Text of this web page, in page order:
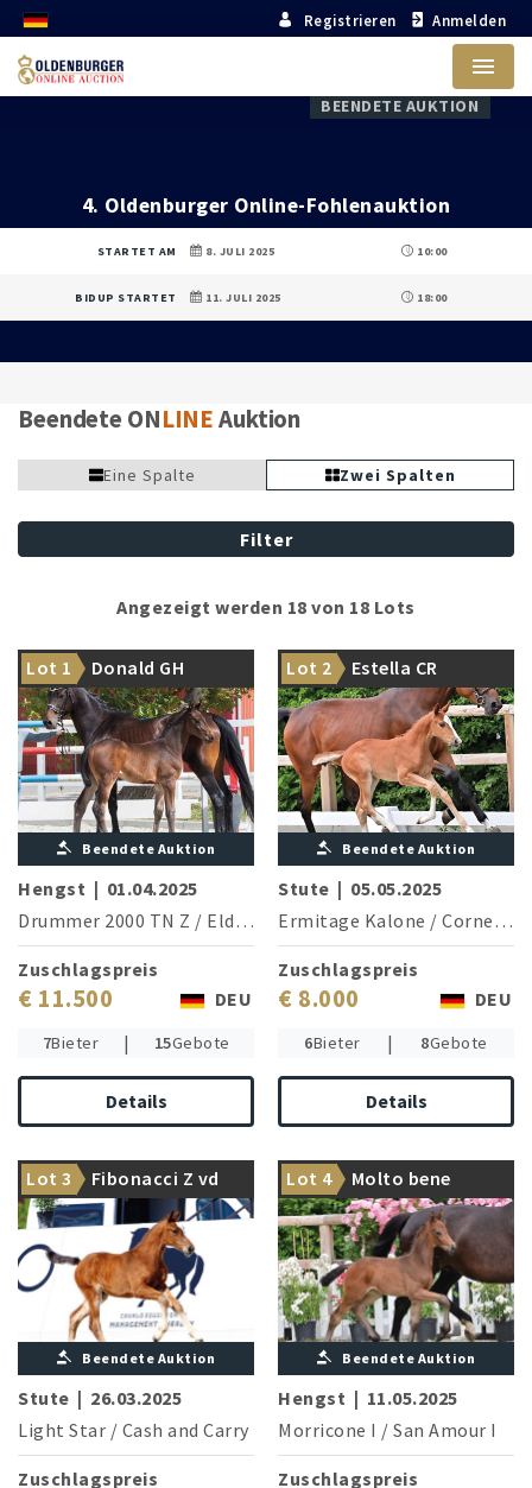
Registrieren Anmelden
Menu
BEENDETE AUKTION
4. Oldenburger Online-Fohlenauktion
STARTET AM 8. JULI 2025 10:00
BIDUP STARTET 11. JULI 2025 18:00
Beendete ONLINEAuktion
Eine Spalte Zwei Spalten
Filter
Angezeigt werden 18 von 18 Lots
Lot 1 Donald GH
Hengstanwärter der
besonderen Art!
Beendete Auktion
Hengst | 01.04.2025
Drummer 2000 TN Z / Eldorado van de Zeshoek
Zuschlagspreis
€ 11.500 DEU
7Bieter | 15Gebote
Details
Lot 2 Estella CR
1.60 m-Stars in Serie
Beendete Auktion
Stute | 05.05.2025
Ermitage Kalone / Cornet de Semilly
Zuschlagspreis
€ 8.000 DEU
6Bieter | 8Gebote
Details
Lot 3
Fibonacci Z vd
Maeseburg
Der Onkel ist gekört und 1.55
m-erfolgreich
Beendete Auktion
Stute | 26.03.2025
Light Star / Cash and Carry
Zuschlagspreis
Lot 4 Molto bene
Hengstanwärter aus
erstklassigem Dressurstamm
Beendete Auktion
Hengst | 11.05.2025
Morricone I / San Amour I
Zuschlagspreis